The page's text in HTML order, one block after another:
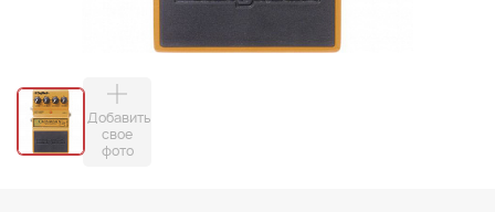
Добавить
свое
фото